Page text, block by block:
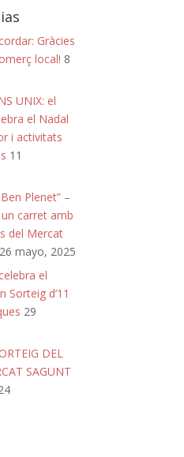
Gràcies
local! 8
UNIX: el
el Nadal
i activitats
11
Plenet” –
carret amb
del Mercat
26 mayo, 2025
el
Sorteig d’11
29
DEL
SAGUNT